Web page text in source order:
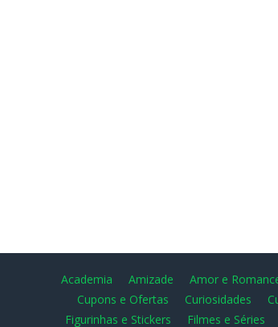
Academia Amizade Amor e
Cupons e Ofertas
Curiosidades
Figurinhas e Stickers
Filmes e Séries